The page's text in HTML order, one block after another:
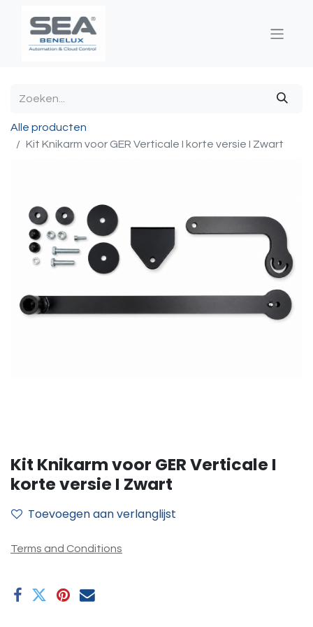
Alle producten
Kit Knikarm voor GER Verticale I korte versie I Zwart
Kit Knikarm voor GER Verticale I
korte versie I Zwart
Toevoegen aan verlanglijst
Terms and Conditions